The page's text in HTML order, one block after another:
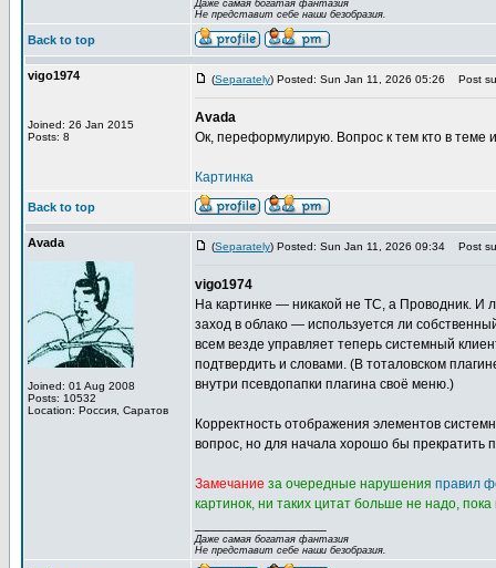
Даже самая богатая фантазия
Не представит себе наши безобразия.
Back to top
vigo1974
Joined: 26 Jan 2015
Posts: 8
(Separately) Posted: Sun Jan 11, 2026 05:26 Post
Avada
Ок, переформулирую. Вопрос к тем кто в теме
Картинка
Back to top
Avada
Joined: 01 Aug 2008
Posts: 10532
Location: Россия, Саратов
(Separately) Posted: Sun Jan 11, 2026 09:34 Post
vigo1974
На картинке — никакой не TC, а Проводник. И
заход в облако — используется ли
всем везде управляет теперь системный
подтвердить и словами. (В тоталовском
внутри псевдопапки плагина своё меню.)
Корректность отображения элементов
вопрос, но для начала хорошо бы прекратить
Замечание за очередные нарушения правил
картинок, ни таких цитат больше не надо,
Даже самая богатая фантазия
Не представит себе наши безобразия.